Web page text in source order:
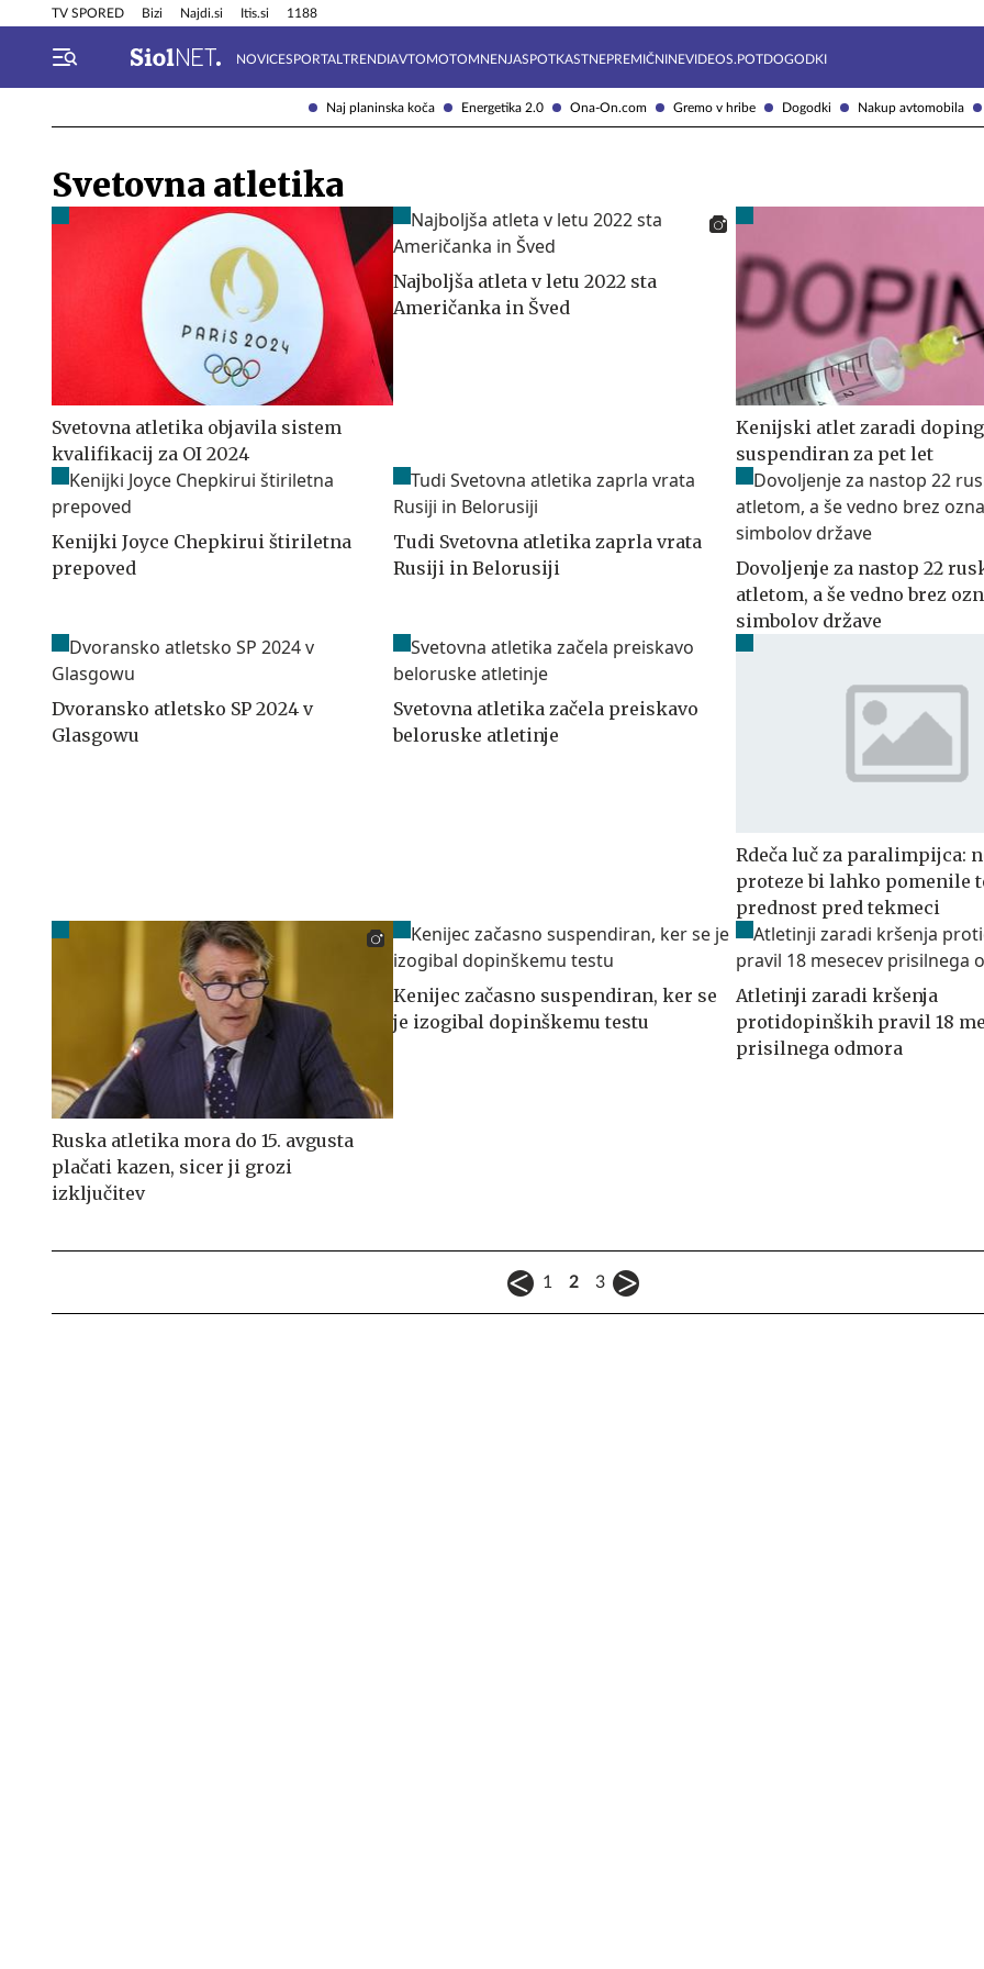
Naj planinska koča Energetika 2.0 Ona-On.com Gremo v hribe Dogodki Nakup avtomobila
TV SPORED Bizi Najdi.si Itis.si 1188
NOVICESPORTAL TRENDIAVTOMOTOMNENJASPOTKASTNEPREMIČNINEVIDEOS.POTDOGODKI
Info in obvestila Tehnik
Svetovna atletika
Svetovna atletika objavila sistem
kvalifikacij za OI 2024
Najboljša atleta v letu 2022 sta
Američanka in Šved
Kenijski atlet zaradi
suspendiran za pet let
Kenijki Joyce Chepkirui štiriletna
prepoved
Tudi Svetovna atletika zaprla vrata
Rusiji in Belorusiji
Dovoljenje za nastop 22
atletom, a še vedno brez
simbolov države
Dvoransko atletsko SP 2024 v
Glasgowu
Svetovna atletika začela preiskavo
beloruske atletinje
Rdeča luč za paralimpijca:
proteze bi lahko pomenile
prednost pred tekmeci
Ruska atletika mora do 15. avgusta
plačati kazen, sicer ji grozi
izključitev
Kenijec začasno suspendiran, ker se
je izogibal dopinškemu testu
Atletinji zaradi kršenja
protidopinških pravil 18
prisilnega odmora
1 2 3